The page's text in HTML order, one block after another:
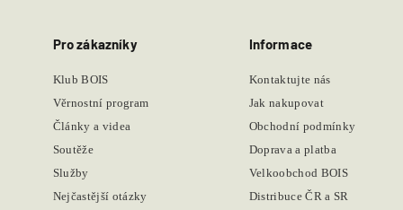
Pro zákazníky
Klub BOIS
Věrnostní program
Články a videa
Soutěže
Služby
Nejčastější otázky
Informace
Kontaktujte nás
Jak nakupovat
Obchodní podmínky
Doprava a platba
Velkoobchod BOIS
Distribuce ČR a SR